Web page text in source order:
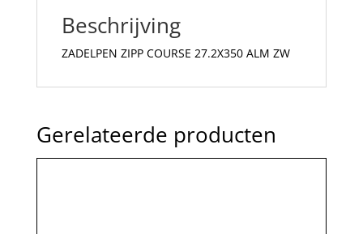
Beschrijving
ZADELPEN ZIPP COURSE 27.2X350 ALM ZW
Gerelateerde producten